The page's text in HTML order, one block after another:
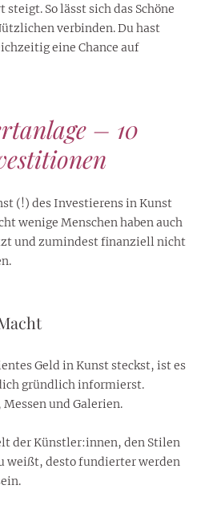
So lässt sich das Schöne
verbinden. Du hast
eine Chance auf
– 10
(!) des Investierens in Kunst
wenige Menschen haben auch
und zumindest finanziell nicht
Geld in Kunst steckst, ist es
gründlich informierst.
und Galerien.
der Künstler:innen, den Stilen
weißt, desto fundierter werden